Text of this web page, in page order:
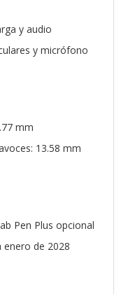
y audio
y micrófono
mm
13.58 mm
Pen Plus opcional
enero de 2028